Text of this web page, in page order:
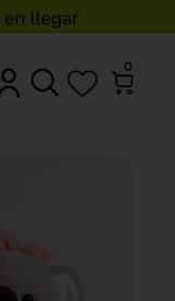
en llegar
0